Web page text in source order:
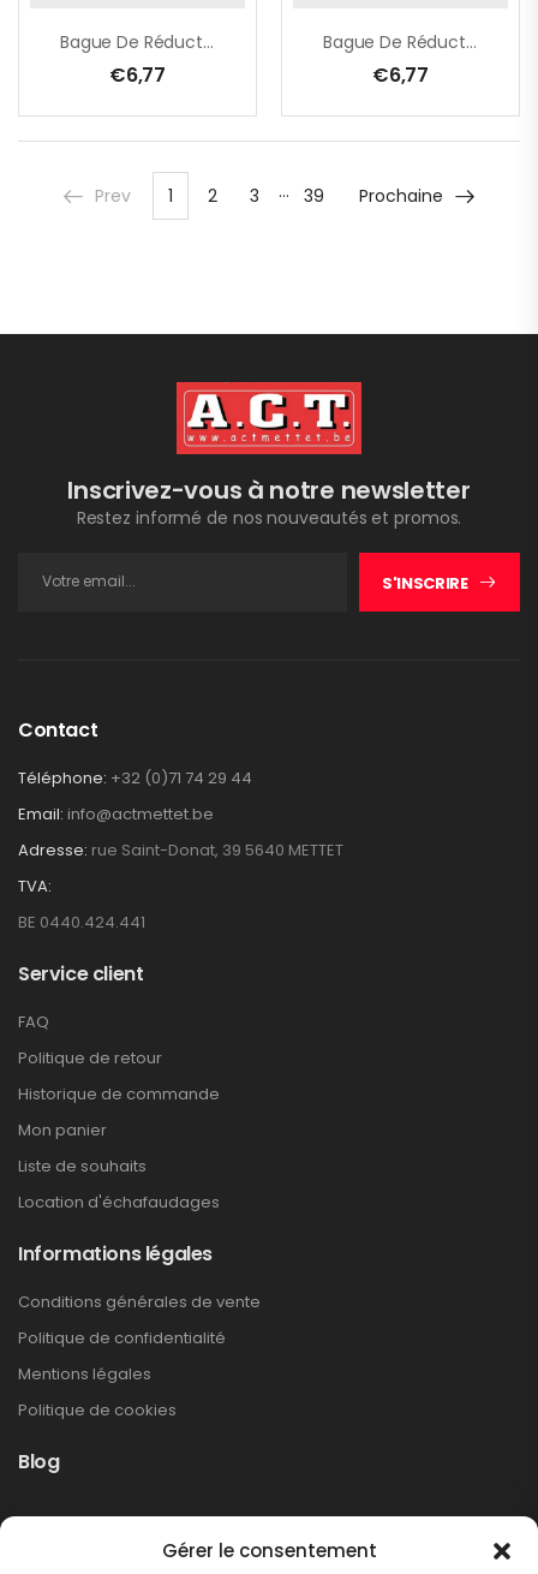
Gérer le consentement
Bague De Réduction – 30,0 -> 25,4 Mm X 1,4 Mm
€6,77
Bague De Réduction – 30,0 -> 25,4 Mm X 2,0 Mm
€6,77
Prev 1 2 3 … 39 Prochaine
Inscrivez-vous à notre newsletter
Restez informé de nos nouveautés et promos.
S'INSCRIRE
Contact
Téléphone: +32 (0)71 74 29 44
Email: info@actmettet.be
Adresse: rue Saint-Donat, 39 5640 METTET
TVA:
BE 0440.424.441
Service client
FAQ
Politique de retour
Historique de commande
Mon panier
Liste de souhaits
Location d'échafaudages
Informations légales
Conditions générales de vente
Politique de confidentialité
Mentions légales
Politique de cookies
Blog